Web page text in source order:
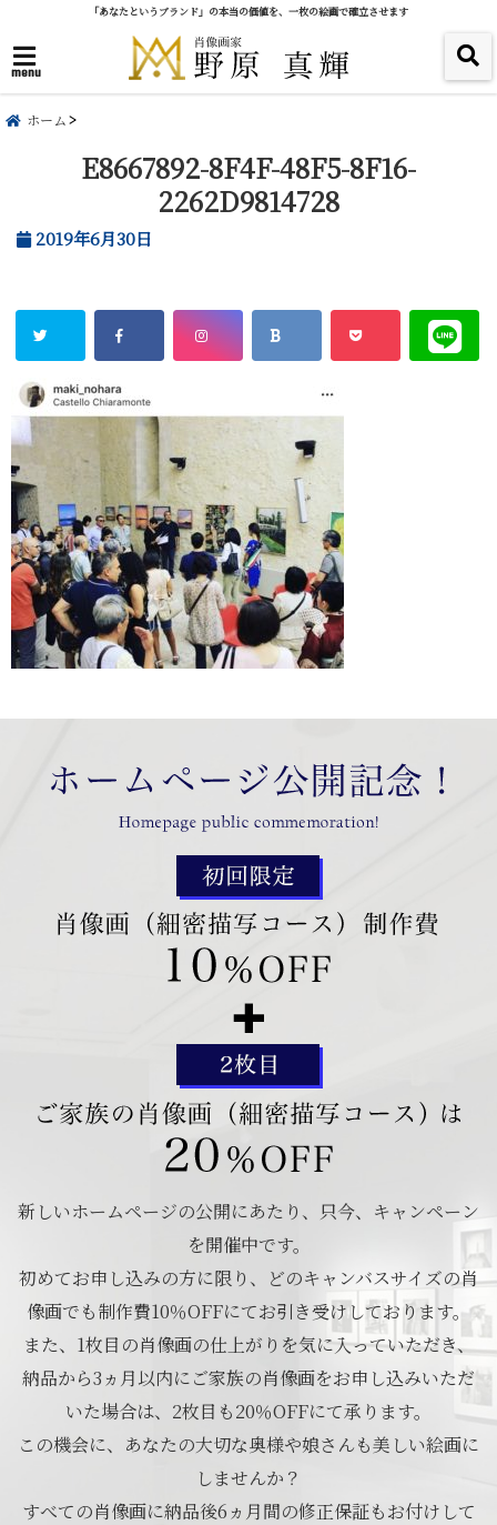
「あなたというブランド」の本当の価値を、一枚の絵画で確立させます
menu
ホーム
E8667892-8F4F-48F5-8F16-
2262D9814728
2019年6月30日
新しいホームページの公開にあたり、只今、キャンペーン
を開催中です。
初めてお申し込みの方に限り、どのキャンバスサイズの肖
像画でも制作費10％OFFにてお引き受けしております。
また、1枚目の肖像画の仕上がりを気に入っていただき、
納品から3ヵ月以内にご家族の肖像画をお申し込みいただ
いた場合は、2枚目も20％OFFにて承ります。
この機会に、あなたの大切な奥様や娘さんも美しい絵画に
しませんか？
すべての肖像画に納品後6ヵ月間の修正保証もお付けして